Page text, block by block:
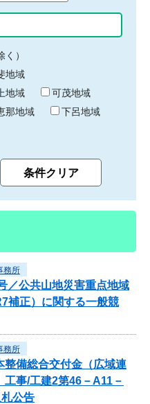
）
地域
地域
可茂地域
那地域
下呂地域
務所
／公共山地災害重点地域
補正）に関する一般競
務所
備総合交付金（広域連
事/工建2第46－A11－
公告